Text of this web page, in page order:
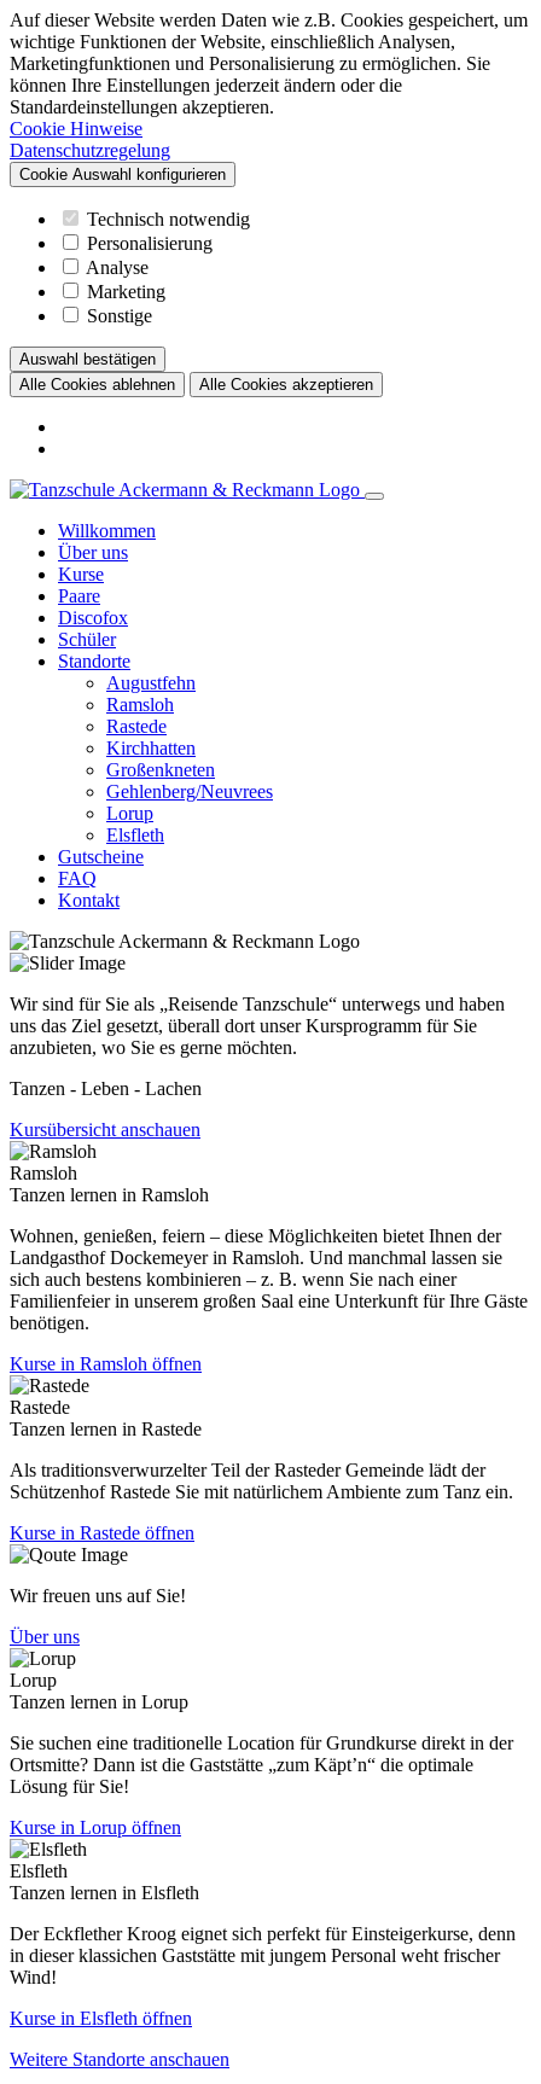
Auf dieser Website werden Daten wie z.B. Cookies gespeichert, um
wichtige Funktionen der Website, einschließlich Analysen,
Marketingfunktionen und Personalisierung zu ermöglichen. Sie
können Ihre Einstellungen jederzeit ändern oder die
Standardeinstellungen akzeptieren.
Cookie Hinweise
Datenschutzregelung
Cookie Auswahl konfigurieren
Technisch notwendig
Personalisierung
Analyse
Marketing
Sonstige
Auswahl bestätigen
Alle Cookies ablehnen
Alle Cookies akzeptieren
Willkommen
Über uns
Kurse
Paare
Discofox
Schüler
Standorte
Augustfehn
Ramsloh
Rastede
Kirchhatten
Großenkneten
Gehlenberg/Neuvrees
Lorup
Elsfleth
Gutscheine
FAQ
Kontakt
Wir sind für Sie als „Reisende Tanzschule“ unterwegs und haben
uns das Ziel gesetzt, überall dort unser Kursprogramm für Sie
anzubieten, wo Sie es gerne möchten.
Tanzen - Leben - Lachen
Kursübersicht anschauen
Ramsloh
Tanzen lernen in Ramsloh
Wohnen, genießen, feiern – diese Möglichkeiten bietet Ihnen der
Landgasthof Dockemeyer in Ramsloh. Und manchmal lassen sie
sich auch bestens kombinieren – z. B. wenn Sie nach einer
Familienfeier in unserem großen Saal eine Unterkunft für Ihre Gäste
benötigen.
Kurse in Ramsloh öffnen
Rastede
Tanzen lernen in Rastede
Als traditionsverwurzelter Teil der Rasteder Gemeinde lädt der
Schützenhof Rastede Sie mit natürlichem Ambiente zum Tanz ein.
Kurse in Rastede öffnen
Wir freuen uns auf Sie!
Über uns
Lorup
Tanzen lernen in Lorup
Sie suchen eine traditionelle Location für Grundkurse direkt in der
Ortsmitte? Dann ist die Gaststätte „zum Käpt’n“ die optimale
Lösung für Sie!
Kurse in Lorup öffnen
Elsfleth
Tanzen lernen in Elsfleth
Der Eckflether Kroog eignet sich perfekt für Einsteigerkurse, denn
in dieser klassichen Gaststätte mit jungem Personal weht frischer
Wind!
Kurse in Elsfleth öffnen
Weitere Standorte anschauen